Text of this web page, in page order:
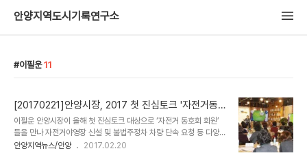
안양지역도시기록연구소
이필운 11
[20170221]안양시장, 2017 첫 진심토크 '자전거동
호인'들 만나다
이필운 안양시장이 올해 첫 진심토크 대상으로 ‘자전거 동호회 회원’
들을 만나 자전거야영장 신설 및 불법주정차 차량 단속 요청 등 다양한
건의사항과 회원들의 관심사항에 대해 진솔한 대화를 나누는 시간을
안양지역뉴스/안양 2017.02.20